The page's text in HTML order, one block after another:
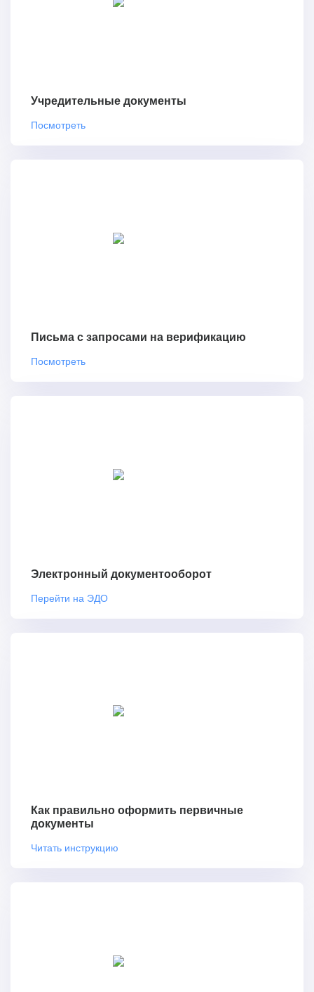
Учредительные документы
Посмотреть
Письма с запросами на верификацию
Посмотреть
Электронный документооборот
Перейти на ЭДО
Как правильно оформить первичные
документы
Читать инструкцию